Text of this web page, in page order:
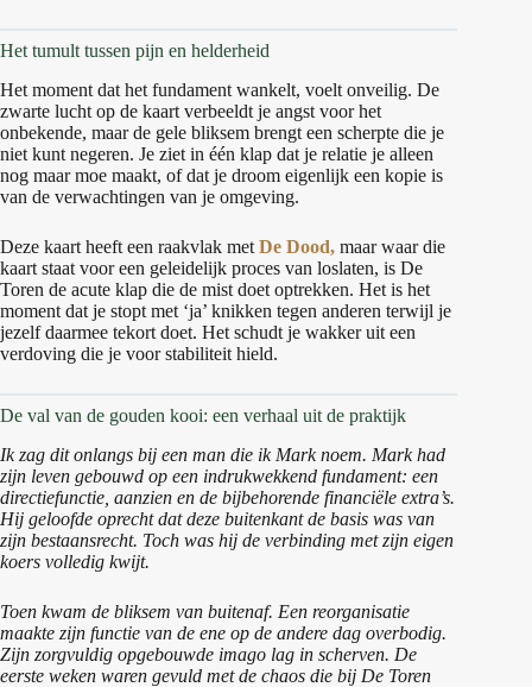
Het tumult tussen pijn en helderheid
Het moment dat het fundament wankelt, voelt onveilig. De
zwarte lucht op de kaart verbeeldt je angst voor het
onbekende, maar de gele bliksem brengt een scherpte die je
niet kunt negeren. Je ziet in één klap dat je relatie je alleen
nog maar moe maakt, of dat je droom eigenlijk een kopie is
van de verwachtingen van je omgeving.
Deze kaart heeft een raakvlak met De Dood, maar waar die
kaart staat voor een geleidelijk proces van loslaten, is De
Toren de acute klap die de mist doet optrekken. Het is het
moment dat je stopt met ‘ja’ knikken tegen anderen terwijl je
jezelf daarmee tekort doet. Het schudt je wakker uit een
verdoving die je voor stabiliteit hield.
De val van de gouden kooi: een verhaal uit de praktijk
Ik zag dit onlangs bij een man die ik Mark noem. Mark had
zijn leven gebouwd op een indrukwekkend fundament: een
directiefunctie, aanzien en de bijbehorende financiële extra’s.
Hij geloofde oprecht dat deze buitenkant de basis was van
zijn bestaansrecht. Toch was hij de verbinding met zijn eigen
koers volledig kwijt.
Toen kwam de bliksem van buitenaf. Een reorganisatie
maakte zijn functie van de ene op de andere dag overbodig.
Zijn zorgvuldig opgebouwde imago lag in scherven. De
eerste weken waren gevuld met de chaos die bij De Toren